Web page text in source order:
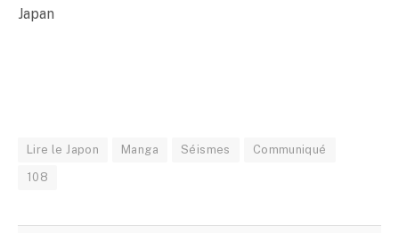
Japan
Lire le Japon Manga Séismes Communiqué
108